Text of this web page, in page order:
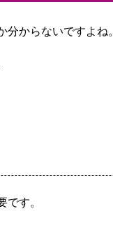
からないですよね。
す。